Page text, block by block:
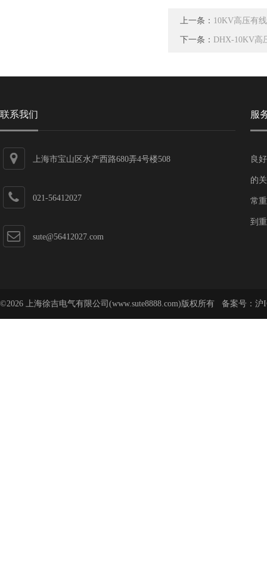
上一条： 10KV高压有
下一条： DHX-10KV高
联系我们
上海市宝山区水产西路680弄4号楼508
021-56412027
sute@56412027.com
服
良
的
常
到
©2026 上海徐吉电气有限公司(www.sute8888.com)版权所有 备案号： 沪